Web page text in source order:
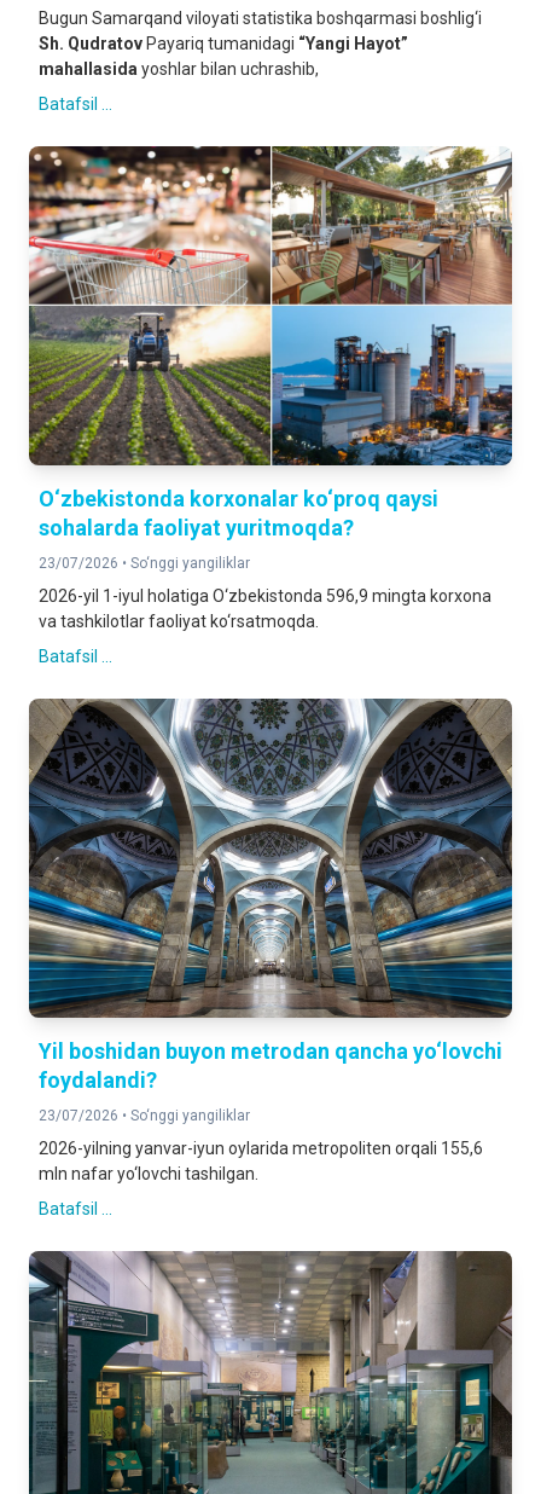
Bugun Samarqand viloyati statistika boshqarmasi boshlig‘i
Sh. Qudratov Payariq tumanidagi “Yangi Hayot”
mahallasida yoshlar bilan uchrashib,
Batafsil ...
O‘zbekistonda korxonalar ko‘proq qaysi
sohalarda faoliyat yuritmoqda?
23/07/2026 • So‘nggi yangiliklar
2026-yil 1-iyul holatiga O‘zbekistonda 596,9 mingta korxona
va tashkilotlar faoliyat ko‘rsatmoqda.
Batafsil ...
Yil boshidan buyon metrodan qancha yo‘lovchi
foydalandi?
23/07/2026 • So‘nggi yangiliklar
2026-yilning yanvar-iyun oylarida metropoliten orqali 155,6
mln nafar yo‘lovchi tashilgan.
Batafsil ...